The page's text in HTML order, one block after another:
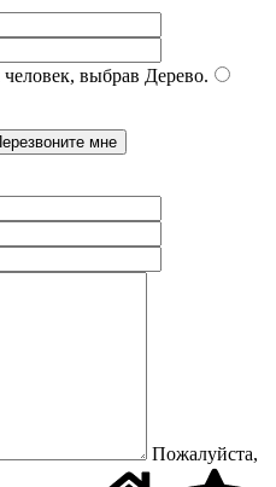
выбрав Дерево.
Пожалуйста,